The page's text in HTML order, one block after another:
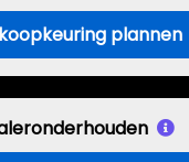
plannen